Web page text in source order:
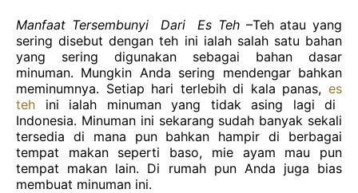
Manfaat Tersembunyi Dari Es Teh –Teh atau yang
sering disebut dengan teh ini ialah salah satu bahan
yang sering
digunakan sebagai bahan
dasar
minuman. Mungkin Anda sering mendengar bahkan
meminumnya. Setiap hari terlebih di kala panas,es
teh
ini ialah minuman yang tidak asing
lagi di
Indonesia. Minuman ini sekarang sudah banyak sekali
tersedia di mana pun bahkan hampir di berbagai
tempat
makan seperti baso, mie ayam mau
pun
tempat makan lain. Di rumah pun Anda juga bias
membuat minuman ini.